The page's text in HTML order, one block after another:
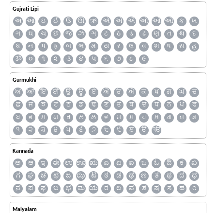
Gujrati Lipi
અ આ ઇ ઈ ઉ ઊ ઋ ઍ એ ઐ ઑ ઓ ઔ ક
ખ
ગ
ઘ ચ છ જ ઝ ઞ ટ ઠ ડ ઢ ણ ત થ
દ
ધ
ન પ ફ બ ભ મ ય ર લ વ શ ષ સ
હ
ૐ
૦ ૧ ૨ ૩ ૪ ૫ ૬ ૭ ૮ ૯
Gurmukhi
ਅ ਆ ਇ ਈ ਉ ਊ ਏ ਐ ਓ ਔ ਕ ਖ ਗ ਘ
ਚ
ਛ
ਜ ਝ ਟ ਠ ਡ ਢ ਣ ਤ ਥ ਦ ਧ ਨ ਪ
ਫ
ਬ
ਭ ਮ ਯ ਰ ਲ ਲ਼ ਵ ਸ਼ ਸ ਹ ਖ਼ ਗ਼ ਜ਼
ਫ਼
੧
੨ ੩ ੪ ੫ ੬ ੭ ੮ ੯ ੲ ੳ ੴ
Kannada
ಅ ಆ ಇ ಈ ಉ ಊ ಋ ಎ ಏ ಐ ಒ ಓ ಔ ಕ
ಖ
ಗ
ಘ ಚ ಛ ಜ ಝ ಟ ಠ ಡ ಢ ಣ ತ ಥ ದ
ಧ
ನ
ಪ ಫ ಬ ಭ ಮ ಯ ರ ಲ ವ ಶ ಷ ಸ ಹ ೧
Malyalam